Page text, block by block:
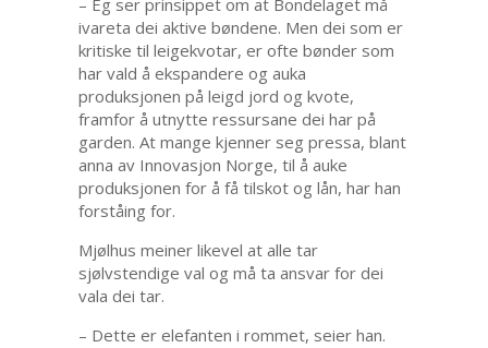
ivareta dei aktive bøndene. Men dei som er
kritiske til leigekvotar, er ofte bønder som
har vald å ekspandere og auka
produksjonen på leigd jord og kvote,
framfor å utnytte ressursane dei har på
garden. At mange kjenner seg pressa, blant
anna av Innovasjon Norge, til å auke
produksjonen for å få tilskot og lån, har han
forståing for.
Mjølhus meiner likevel at alle tar
sjølvstendige val og må ta ansvar for dei
vala dei tar.
– Dette er elefanten i rommet, seier han.